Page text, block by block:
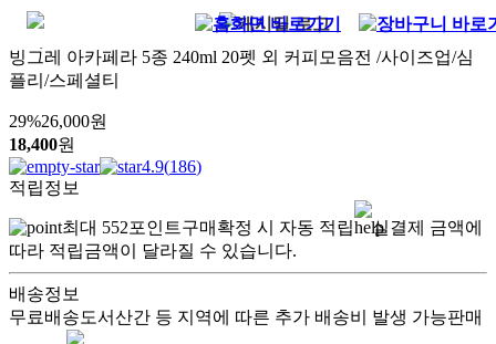
빙그레 아카페라 5종 240ml 20펫 외 커피모음전 /사이즈업/심
플리/스페셜티
29%26,000원
18,400원
4.9(186)
적립정보
최대 552포인트구매확정 시 자동 적립
실결제 금액에
따라 적립금액이 달라질 수 있습니다.
배송정보
무료배송도서산간 등 지역에 따른 추가 배송비 발생 가능판매